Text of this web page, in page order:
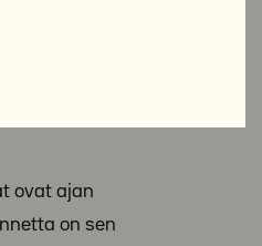
osapuolet
vastaan.
tai tulla
ovat ajan
on sen